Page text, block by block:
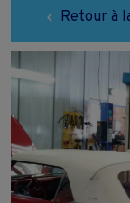
Retour à